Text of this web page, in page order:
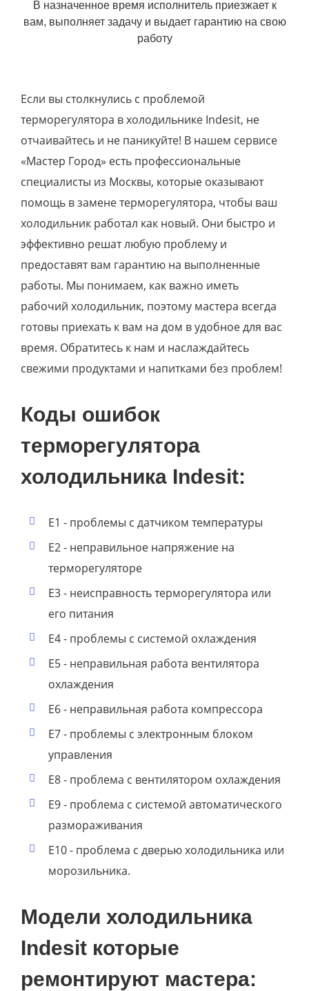
В назначенное время исполнитель приезжает к
вам, выполняет задачу и выдает гарантию на свою
работу
Если вы столкнулись с проблемой
терморегулятора в холодильнике Indesit, не
отчаивайтесь и не паникуйте! В нашем сервисе
«Мастер Город» есть профессиональные
специалисты из Москвы, которые оказывают
помощь в замене терморегулятора, чтобы ваш
холодильник работал как новый. Они быстро и
эффективно решат любую проблему и
предоставят вам гарантию на выполненные
работы. Мы понимаем, как важно иметь
рабочий холодильник, поэтому мастера всегда
готовы приехать к вам на дом в удобное для вас
время. Обратитесь к нам и наслаждайтесь
свежими продуктами и напитками без проблем!
Коды ошибок
терморегулятора
холодильника Indesit:
E1 - проблемы с датчиком температуры
E2 - неправильное напряжение на
терморегуляторе
E3 - неисправность терморегулятора или
его питания
E4 - проблемы с системой охлаждения
E5 - неправильная работа вентилятора
охлаждения
E6 - неправильная работа компрессора
E7 - проблемы с электронным блоком
управления
E8 - проблема с вентилятором охлаждения
E9 - проблема с системой автоматического
размораживания
E10 - проблема с дверью холодильника или
морозильника.
Модели холодильника
Indesit которые
ремонтируют мастера: